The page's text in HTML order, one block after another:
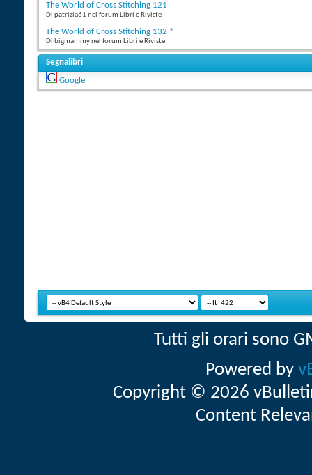
The World of Cross Stitching 121
Di patrizia61 nel forum Libri e Riviste
The World of Cross Stitching 132 *
Di bigmammy nel forum Libri e Riviste
Segnalibri
Google
Tutti gli orari sono
Powered by
Copyright © 2026
Content